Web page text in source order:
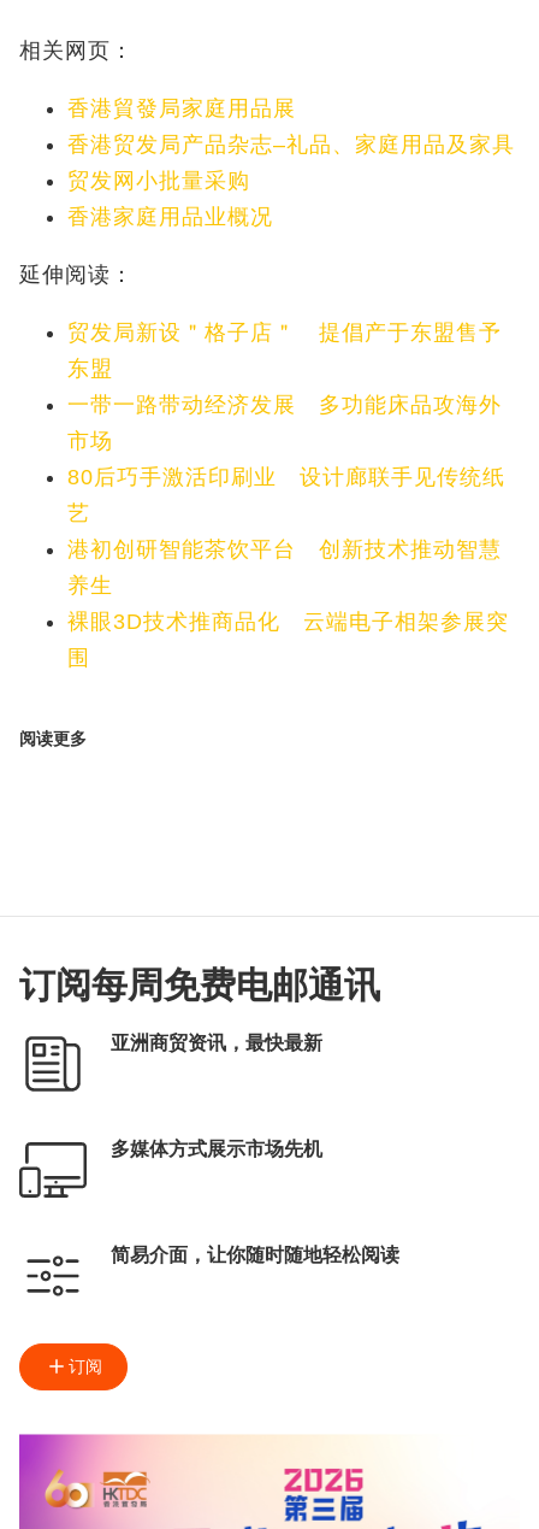
相关网页：
香港貿發局家庭用品展
香港贸发局产品杂志–礼品、家庭用品及家具
贸发网小批量采购
香港家庭用品业概况
延伸阅读：
贸发局新设＂格子店＂ 提倡产于东盟售予
东盟
一带一路带动经济发展 多功能床品攻海外
市场
80后巧手激活印刷业 设计廊联手见传统纸
艺
港初创研智能茶饮平台 创新技术推动智慧
养生
裸眼3D技术推商品化 云端电子相架参展突
围
阅读更多
订阅每周免费电邮通讯
亚洲商贸资讯，最快最新
多媒体方式展示市场先机
简易介面，让你随时随地轻松阅读
订阅